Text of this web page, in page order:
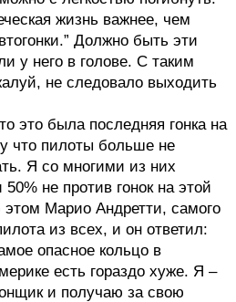
жизнь важнее, чем
Должно быть эти
у него в голове. С таким
не следовало выходить
это была последняя гонка на
что пилоты больше не
Я со многими из них
не против гонок на этой
Марио Андретти, самого
из всех, и он ответил:
опасное кольцо в
есть гораздо хуже. Я –
и получаю за свою